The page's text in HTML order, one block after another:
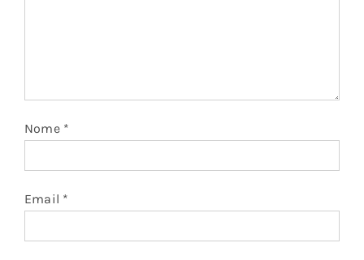
Nome *
Email *